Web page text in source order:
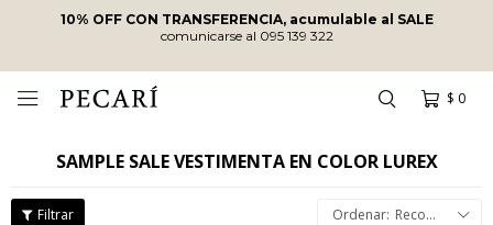
10% OFF CON TRANSFERENCIA, acumulable al SALE
comunicarse al 095 139 322
$ 0

SAMPLE SALE VESTIMENTA EN COLOR LUREX
Recomendados